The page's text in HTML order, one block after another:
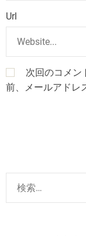
Url
次回のコメン
前、メールアドレ